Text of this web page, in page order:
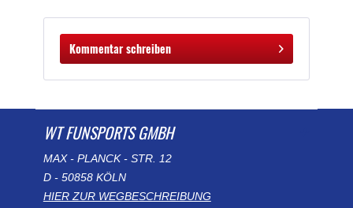
Kommentar schreiben
WT FUNSPORTS GMBH
MAX - PLANCK - STR. 12
D - 50858 KÖLN
HIER ZUR WEGBESCHREIBUNG